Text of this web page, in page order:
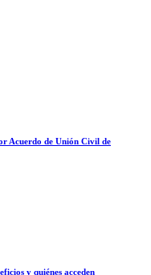
Acuerdo de Unión Civil de
y quiénes acceden